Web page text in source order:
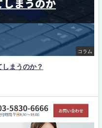
コラム
まうのか？